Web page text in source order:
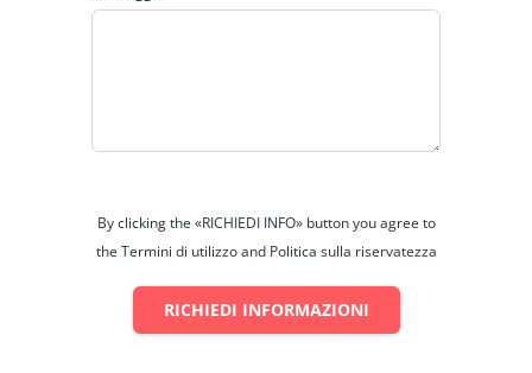
By clicking the «RICHIEDI INFO» button you agree to
the Termini di utilizzo and Politica sulla riservatezza
RICHIEDI INFORMAZIONI